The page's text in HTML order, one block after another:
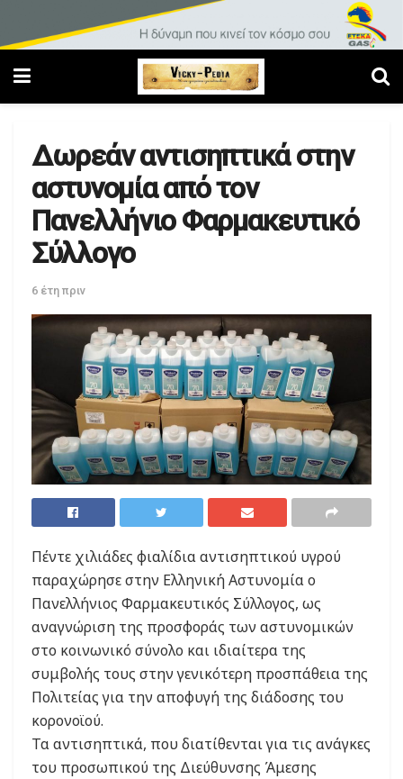
Δωρεάν αντισηπτικά στην
αστυνομία από τον
Πανελλήνιο Φαρμακευτικό
Σύλλογο
6 έτη πριν
Πέντε χιλιάδες φιαλίδια αντισηπτικού υγρού
παραχώρησε στην Ελληνική Αστυνομία ο
Πανελλήνιος Φαρμακευτικός Σύλλογος, ως
αναγνώριση της προσφοράς των αστυνομικών
στο κοινωνικό σύνολο και ιδιαίτερα της
συμβολής τους στην γενικότερη προσπάθεια της
Πολιτείας για την αποφυγή της διάδοσης του
κορονοϊού.
Τα αντισηπτικά, που διατίθενται για τις ανάγκες
του προσωπικού της Διεύθυνσης Άμεσης